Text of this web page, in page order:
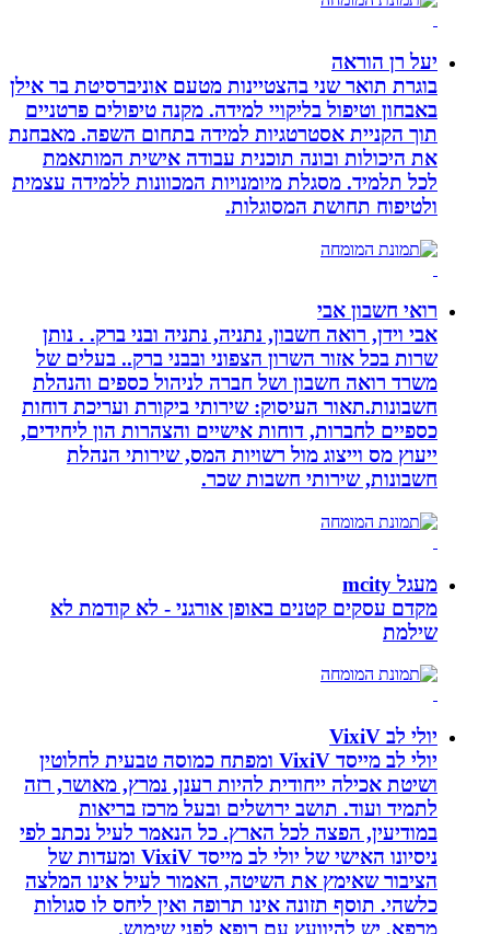
יעל רן הוראה
בוגרת תואר שני בהצטיינות מטעם אוניברסיטת בר אילן
באבחון וטיפול בליקויי למידה. מקנה טיפולים פרטניים
תוך הקניית אסטרטגיות למידה בתחום השפה. מאבחנת
את היכולות ובונה תוכנית עבודה אישית המותאמת
לכל תלמיד. מסגלת מיומנויות המכוונות ללמידה עצמית
ולטיפוח תחושת המסוגלות.
רואי חשבון אבי
אבי וידן, רואה חשבון, נתניה, נתניה ובני ברק. . נותן
שרות בכל אזור השרון הצפוני ובבני ברק.. בעלים של
משרד רואה חשבון ושל חברה לניהול כספים והנהלת
חשבונות.תאור העיסוק: שירותי ביקורת ועריכת דוחות
כספיים לחברות, דוחות אישיים והצהרות הון ליחידים,
ייעוץ מס וייצוג מול רשויות המס, שירותי הנהלת
חשבונות, שירותי חשבות שכר.
מעגל mcity
מקדם עסקים קטנים באופן אורגני - לא קודמת לא
שילמת
יולי לב VixiV
יולי לב מייסד VixiV ומפתח כמוסה טבעית לחלוטין
ושיטת אכילה ייחודית להיות רענן, נמרץ, מאושר, רזה
לתמיד ועוד. תושב ירושלים ובעל מרכז בריאות
במודיעין, הפצה לכל הארץ. כל הנאמר לעיל נכתב לפי
ניסיונו האישי של יולי לב מייסד VixiV ומעדות של
הציבור שאימץ את השיטה, האמור לעיל אינו המלצה
כלשהי. תוסף תזונה אינו תרופה ואין ליחס לו סגולות
מרפא, יש להיוועץ עם רופא לפני שימוש.